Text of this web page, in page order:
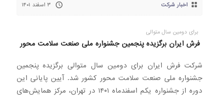
اخبار شرکت ۳ اسفند ۱۴۰۱
برای دومین سال متوالی
فرش ایران برگزیده پنجمین جشنواره ملی صنعت سلامت محور
شرکت فرش ایران برای دومین سال متوالی برگزیده پنجمین
جشنواره ملی صنعت سلامت محور کشور شد. آیین پایانی این
دوره از جشنواره یکم اسفندماه ۱۴۰۱ در تهران، مرکز همایش‌های